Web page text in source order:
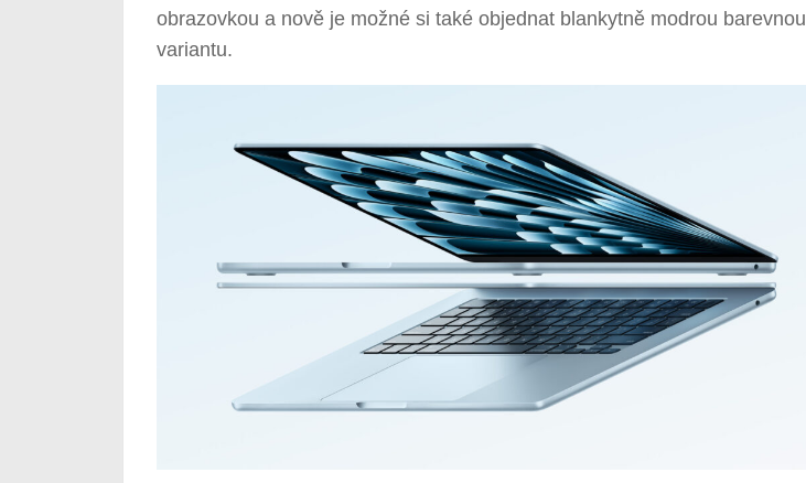
obrazovkou a nově je možné si také objednat blankytně modrou barevnou
variantu.